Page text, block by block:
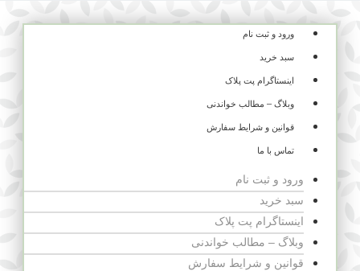
ورود و ثبت نام
سبد خرید
اینستاگرام پت پلاک
وبلاگ – مطالب خواندنی
قوانین و شرایط سفارش
تماس با ما
ورود و ثبت نام
سبد خرید
اینستاگرام پت پلاک
وبلاگ – مطالب خواندنی
قوانین و شرایط سفارش